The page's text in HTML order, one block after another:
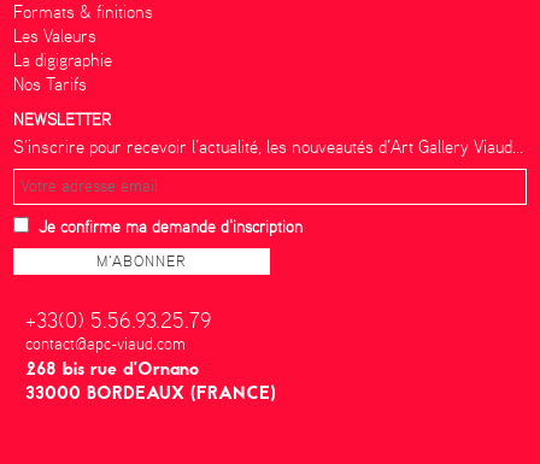
Formats & finitions
Les Valeurs
La digigraphie
Nos Tarifs
NEWSLETTER
S’inscrire pour recevoir l’actualité, les nouveautés d’Art Gallery Viaud...
Je confirme ma demande d'inscription
+33(0) 5.56.93.25.79
contact@apc-viaud.com
268 bis rue d’Ornano
33000 BORDEAUX (FRANCE)